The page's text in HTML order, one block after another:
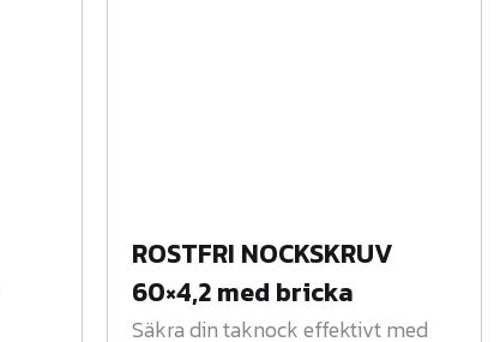
ROSTFRI NOCKSKRUV
60×4,2 med bricka
Säkra din taknock effektivt med